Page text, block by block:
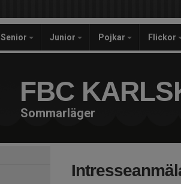
Senior Junior Pojkar Flickor
FBC
Sommarläger